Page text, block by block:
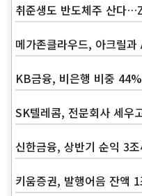
취준생도 반도체주 산다
메가존클라우드, 아크릴
KB금융, 비은행 비중
SK텔레콤, 전문회사 세우
신한금융, 상반기 순익 3
키움증권, 발행어음 잔액